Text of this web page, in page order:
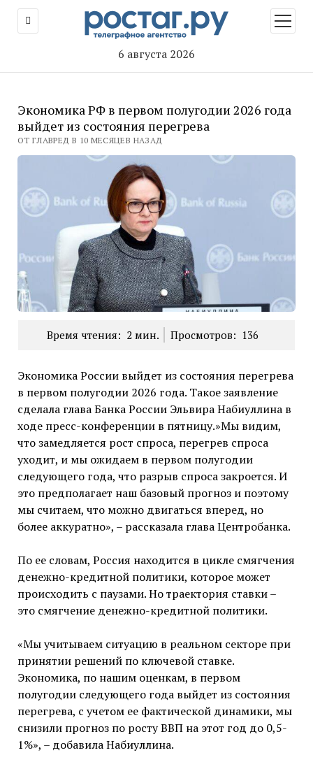
6 августа 2026
меню
Экономика РФ в первом полугодии 2026 года
выйдет из состояния перегрева
ОТ ГЛАВРЕД В 10 МЕСЯЦЕВ НАЗАД
Время чтения: 2 мин. Просмотров: 136
Экономика России выйдет из состояния перегрева
в первом полугодии 2026 года. Такое заявление
сделала глава Банка России Эльвира Набиуллина в
ходе пресс-конференции в пятницу.»Мы видим,
что замедляется рост спроса, перегрев спроса
уходит, и мы ожидаем в первом полугодии
следующего года, что разрыв спроса закроется. И
это предполагает наш базовый прогноз и поэтому
мы считаем, что можно двигаться вперед, но
более аккуратно», – рассказала глава Центробанка.
По ее словам, Россия находится в цикле смягчения
денежно-кредитной политики, которое может
происходить с паузами. Но траектория ставки –
это смягчение денежно-кредитной политики.
«Мы учитываем ситуацию в реальном секторе при
принятии решений по ключевой ставке.
Экономика, по нашим оценкам, в первом
полугодии следующего года выйдет из состояния
перегрева, с учетом ее фактической динамики, мы
снизили прогноз по росту ВВП на этот год до 0,5-
1%», – добавила Набиуллина.